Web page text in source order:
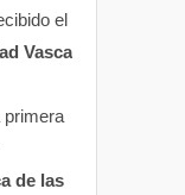
el
Vasca
primera
de las